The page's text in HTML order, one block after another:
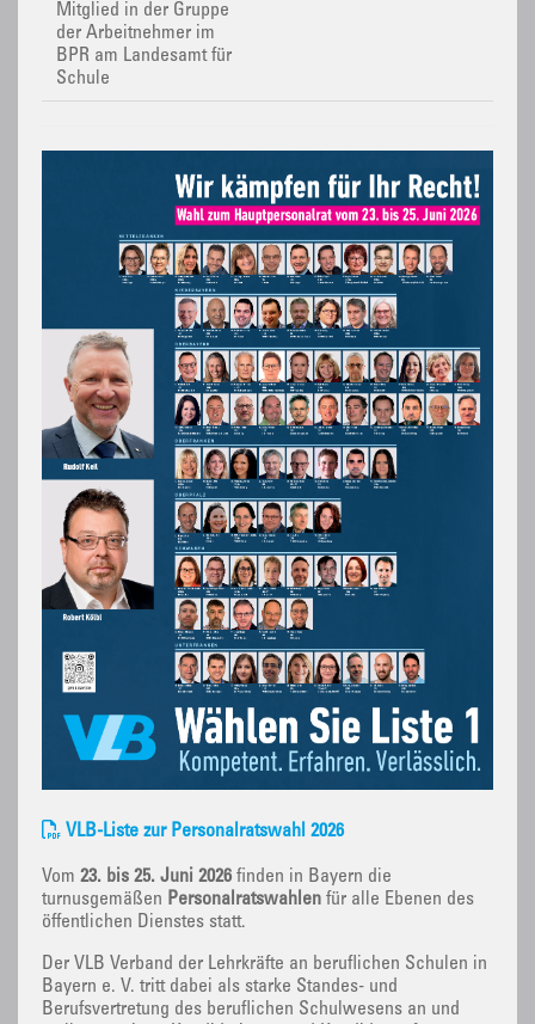
Mitglied in der Gruppe
der Arbeitnehmer im
BPR am Landesamt für
Schule
VLB-Liste zur Personalratswahl 2026
Vom 23. bis 25. Juni 2026 finden in Bayern die
turnusgemäßen Personalratswahlen für alle Ebenen des
öffentlichen Dienstes statt.
Der VLB Verband der Lehrkräfte an beruflichen Schulen in
Bayern e. V. tritt dabei als starke Standes- und
Berufsvertretung des beruflichen Schulwesens an und